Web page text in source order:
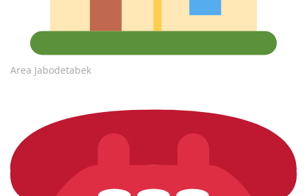
Area Jabodetabek